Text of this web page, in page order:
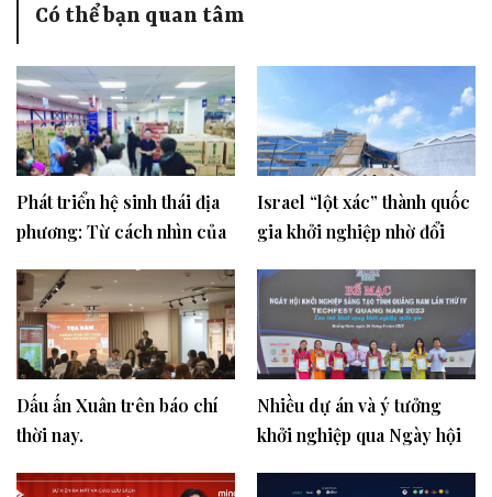
Có thể bạn quan tâm
Phát triển hệ sinh thái địa
phương: Từ cách nhìn của
Israel “lột xác” thành quốc
gia khởi nghiệp nhờ đổi
khóa để Việt Nam hướng
tới “phép màu” tương tự?
Dấu ấn Xuân trên báo chí
thời nay.
Nhiều dự án và ý tưởng
khởi nghiệp qua Ngày hội